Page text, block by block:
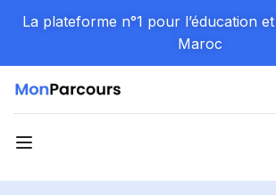
La plateforme n°1 pour l’éducation
Maroc